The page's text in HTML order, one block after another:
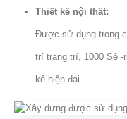
Thiết kế nội thất:
Được sử dụng trong
trí trang trí, 1000 Sê -
kế hiện đại.